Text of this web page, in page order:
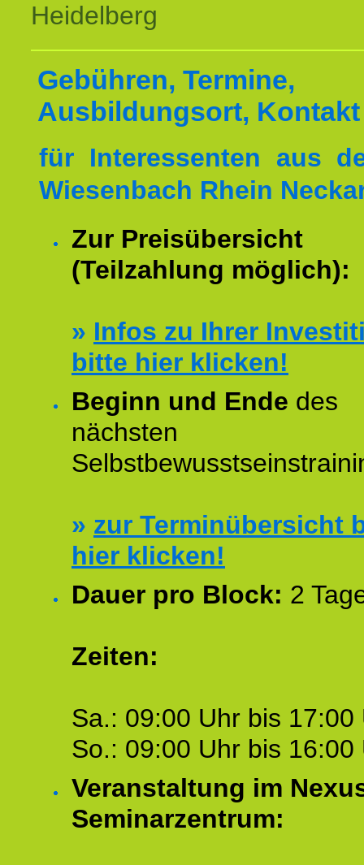
Heidelberg
Gebühren, Termine,
Ausbildungsort, Kontakt
für Interessenten aus
Wiesenbach Rhein
Zur Preisübersicht
(Teilzahlung möglich):
» Infos zu Ihrer
bitte hier klicken!
Beginn und Ende des
nächsten
» zur Terminübersicht
hier klicken!
Dauer pro Block: 2
Zeiten:
Sa.: 09:00 Uhr bis 17:00
So.: 09:00 Uhr bis 16:00
Veranstaltung im
Seminarzentrum: